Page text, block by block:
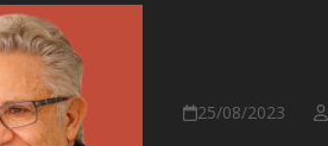
25/08/2023